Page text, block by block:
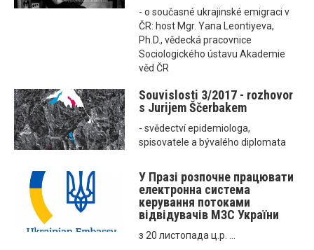
- o současné ukrajinské emigraci v
ČR: host Mgr. Yana Leontiyeva,
Ph.D., vědecká pracovnice
Sociologického ústavu Akademie
věd ČR
Souvislosti 3/2017 - rozhovor
s Jurijem Ščerbakem
- svědectví epidemiologa,
spisovatele a bývalého diplomata
У Празі розпочне працювати
електронна система
керування потоками
відвідувачів МЗС України
з 20 листопада ц.р. ...